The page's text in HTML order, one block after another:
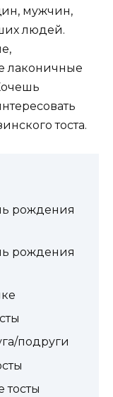
мужчин,
людей.
лаконичные
тоста.
рождения
рождения
подруги
тосты